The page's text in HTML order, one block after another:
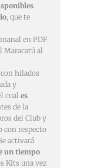
, que te
en PDF
Maracatú al
con hilados
y
cual es
de la
del Club y
con respecto
activará
un tiempo
Kits una vez